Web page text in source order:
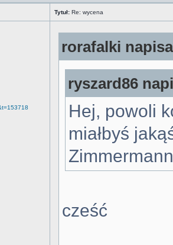
Tytuł: Re: wycena
rorafalki
ryszard86
Hej, powoli
miałbyś
cześć